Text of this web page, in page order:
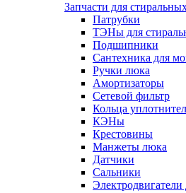
Запчасти для
Патрубки
ТЭНы для
Подшипники
Сантехника для
Ручки люка
Амортизаторы
Сетевой фильтр
Кольца
КЭНы
Крестовины
Манжеты люка
Датчики
Сальники